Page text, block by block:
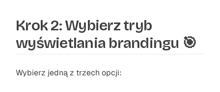
Krok 2: Wybierz tryb
wyświetlania brandingu 🎯
Wybierz jedną z trzech opcji: